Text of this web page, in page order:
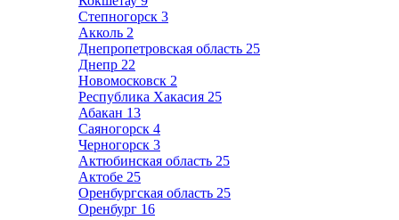
Степногорск 3
Акколь 2
Днепропетровская область 25
Днепр 22
Новомосковск 2
Республика Хакасия 25
Абакан 13
Саяногорск 4
Черногорск 3
Актюбинская область 25
Актобе 25
Оренбургская область 25
Оренбург 16